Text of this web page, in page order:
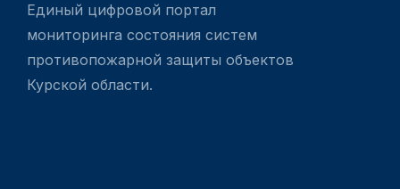
Единый цифровой портал
мониторинга состояния систем
противопожарной защиты объектов
Курской области.